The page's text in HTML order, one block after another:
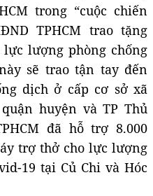
trong “cuộc chiến
TPHCM trao tặng
lực lượng phòng chống
sẽ trao tận tay đến
dịch ở cấp cơ sở xã
huyện và TP Thủ
đã hỗ trợ 8.000
trợ thở cho lực lượng
19 tại Củ Chi và Hóc